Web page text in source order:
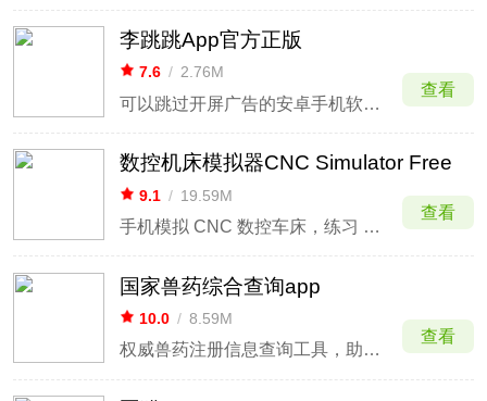
李跳跳App官方正版
7.6 / 2.76M
可以跳过开屏广告的安卓手机软件工具
查看
数控机床模拟器CNC Simulator Free
9.1 / 19.59M
手机模拟 CNC 数控车床，练习 G‑code 编程和车削操作
查看
国家兽药综合查询app
10.0 / 8.59M
权威兽药注册信息查询工具，助力科学用药与养殖管理
查看